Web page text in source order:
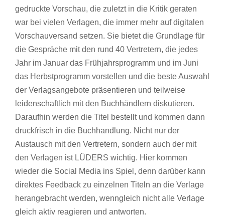
gedruckte Vorschau, die zuletzt in die Kritik geraten
war bei vielen Verlagen, die immer mehr auf digitalen
Vorschauversand setzen. Sie bietet die Grundlage für
die Gespräche mit den rund 40 Vertretern, die jedes
Jahr im Januar das Frühjahrsprogramm und im Juni
das Herbstprogramm vorstellen und die beste Auswahl
der Verlagsangebote präsentieren und teilweise
leidenschaftlich mit den Buchhändlern diskutieren.
Daraufhin werden die Titel bestellt und kommen dann
druckfrisch in die Buchhandlung. Nicht nur der
Austausch mit den Vertretern, sondern auch der mit
den Verlagen ist LÜDERS wichtig. Hier kommen
wieder die Social Media ins Spiel, denn darüber kann
direktes Feedback zu einzelnen Titeln an die Verlage
herangebracht werden, wenngleich nicht alle Verlage
gleich aktiv reagieren und antworten.